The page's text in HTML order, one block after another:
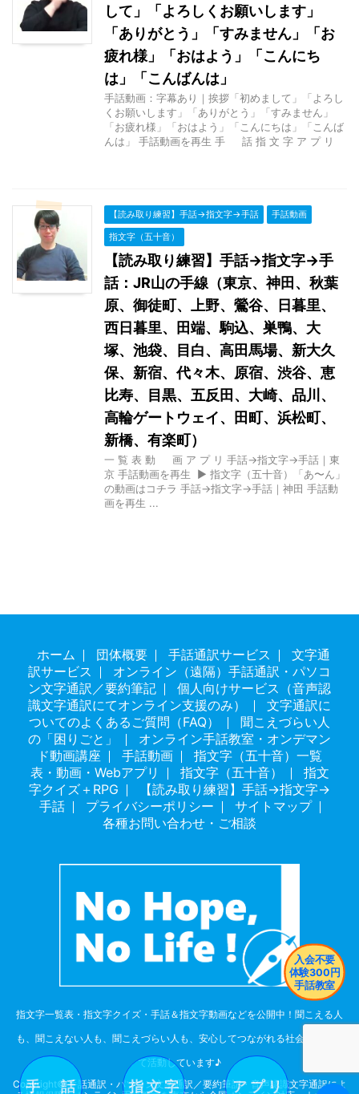
手 話 指 文 字 ア プ リ
して」「よろしくお願いします」
「ありがとう」「すみません」「お
疲れ様」「おはよう」「こんにち
は」「こんばんは」
手話動画：字幕あり｜挨拶「初めまして」「よろし
くお願いします」「ありがとう」「すみません」
「お疲れ様」「おはよう」「こんにちは」「こんば
んは」 手話動画を再生 手 話 指 文 字 ア プ リ
【読み取り練習】手話→指文字→手話
手話動画
指文字（五十音）
【読み取り練習】手話→指文字→手
話：JR山の手線（東京、神田、秋葉
原、御徒町、上野、鶯谷、日暮里、
西日暮里、田端、駒込、巣鴨、大
塚、池袋、目白、高田馬場、新大久
保、新宿、代々木、原宿、渋谷、恵
比寿、目黒、五反田、大崎、品川、
高輪ゲートウェイ、田町、浜松町、
新橋、有楽町）
一 覧 表 動 画 ア プ リ 手話→指文字→手話｜東
京 手話動画を再生 ▶ 指文字（五十音）「あ〜ん」
の動画はコチラ 手話→指文字→手話｜神田 手話動
画を再生 ...
ホーム 団体概要 手話通訳サービス
文字通
訳サービス
オンライン（遠隔）手話通訳・パソコ
ン文字通訳／要約筆記
個人向けサービス（音声認
識文字通訳にてオンライン支援のみ）
文字通訳に
ついてのよくあるご質問（FAQ）
聞こえづらい人
の「困りごと」
オンライン手話教室・オンデマン
ド動画講座
手話動画
指文字（五十音）一覧
表・動画・Webアプリ
指文字（五十音）
指文
字クイズ＋RPG
【読み取り練習】手話→指文字→
手話
プライバシーポリシー
サイトマップ
各種お問い合わせ・ご相談
指文字一覧表・指文字クイズ・手話＆指文字動画などを公開中！聞こえる人
も、聞こえない人も、聞こえづらい人も、安心してつながれる社会を目指し
て活動しています♪
Copyright© 手話通訳・パソコン文字通訳／要約筆記・音声認識文字通訳によ